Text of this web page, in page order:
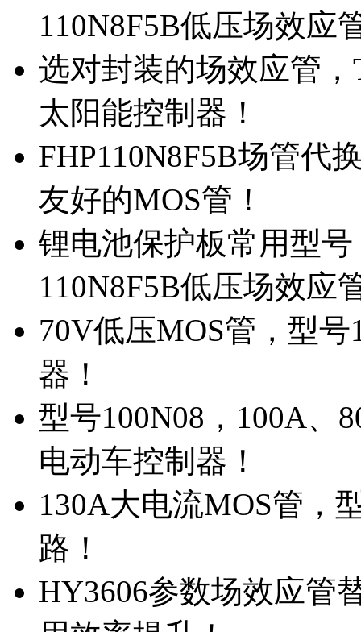
110N8F5B低压场效应
选对封装的场效应管
太阳能控制器！
FHP110N8F5B场管代
友好的MOS管！
锂电池保护板常用型
110N8F5B低压场效应
70V低压MOS管，型
器！
型号100N08，100A、
电动车控制器！
130A大电流MOS管，
路！
HY3606参数场效应管